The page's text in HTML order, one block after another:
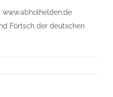
www.abholhelden.de
Förtsch der deutschen